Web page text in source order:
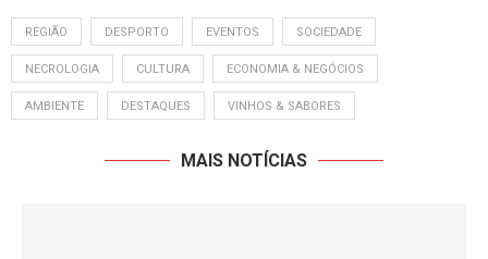
REGIÃO DESPORTO EVENTOS SOCIEDADE
NECROLOGIA CULTURA ECONOMIA & NEGÓCIOS
AMBIENTE DESTAQUES VINHOS & SABORES
MAIS NOTÍCIAS